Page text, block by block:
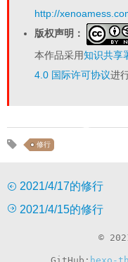
http://
版权声明：
本作品采用知识共享
4.0 国际许可协议进
修行
2021/4/17的修行
2021/4/15的修行
©